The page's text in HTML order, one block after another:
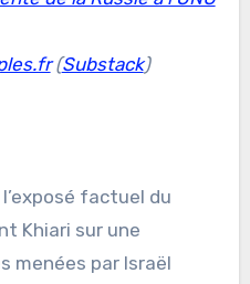
(Substack)
factuel du
Khiari sur une
menées par Israël